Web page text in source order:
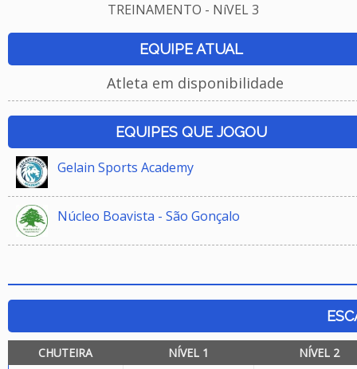
TREINAMENTO - NíVEL 3
EQUIPE ATUAL
Atleta em disponibilidade
EQUIPES QUE JOGOU
Gelain Sports Academy
Núcleo Boavista - São Gonçalo
CHUTEIRA NÍVEL 1 NÍVEL 2